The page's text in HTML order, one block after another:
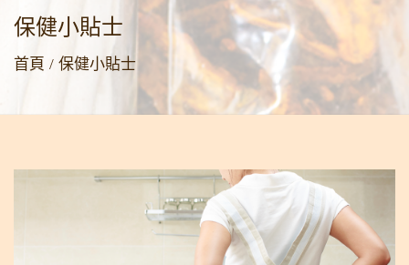
保健小貼士
首頁 保健小貼士